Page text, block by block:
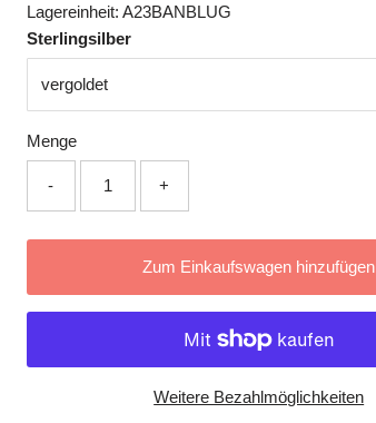
Lagereinheit: A23BANBLUG
Sterlingsilber
Menge
- +
Zum Einkaufswagen hinzufügen
Weitere Bezahlmöglichkeiten